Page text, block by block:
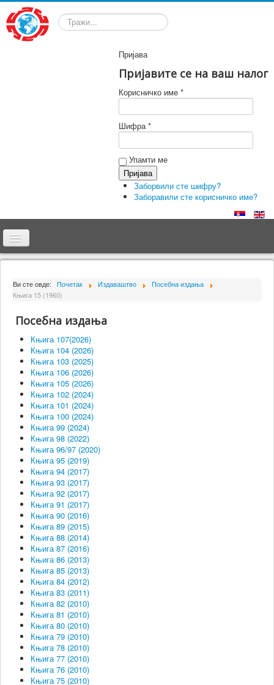
Пријава
Пријавите се на ваш налог
Корисничко име *
Шифра *
Упамти ме
Заборвили сте шифру?
Заборавили сте корисничко име?
Почетна
О Институту
Сарадници
Пројекти
Издаваштво
Активности
Сарадња
Новости
Библиотека
Контакт
Ви сте овде: Почетак Издаваштво
Посебна издања
Књига 15 (1960)
Посебна издања
Књига 107(2026)
Књига 104 (2026)
Књига 103 (2025)
Књига 106 (2026)
Књига 105 (2026)
Књига 102 (2024)
Књига 101 (2024)
Књига 100 (2024)
Књига 99 (2024)
Књига 98 (2022)
Књига 96/97 (2020)
Књига 95 (2019)
Књига 94 (2017)
Књига 93 (2017)
Књига 92 (2017)
Књига 91 (2017)
Књига 90 (2016)
Књига 89 (2015)
Књига 88 (2014)
Књига 87 (2016)
Књига 86 (2013)
Књига 85 (2013)
Књига 84 (2012)
Књига 83 (2011)
Књига 82 (2010)
Књига 81 (2010)
Књига 80 (2010)
Књига 79 (2010)
Књига 78 (2010)
Књига 77 (2010)
Књига 76 (2010)
Књига 75 (2010)